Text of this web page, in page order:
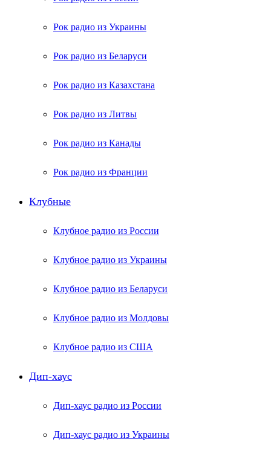
Рок радио из Украины
Рок радио из Беларуси
Рок радио из Казахстана
Рок радио из Литвы
Рок радио из Канады
Рок радио из Франции
Клубные
Клубное радио из России
Клубное радио из Украины
Клубное радио из Беларуси
Клубное радио из Молдовы
Клубное радио из США
Дип-хаус
Дип-хаус радио из России
Дип-хаус радио из Украины